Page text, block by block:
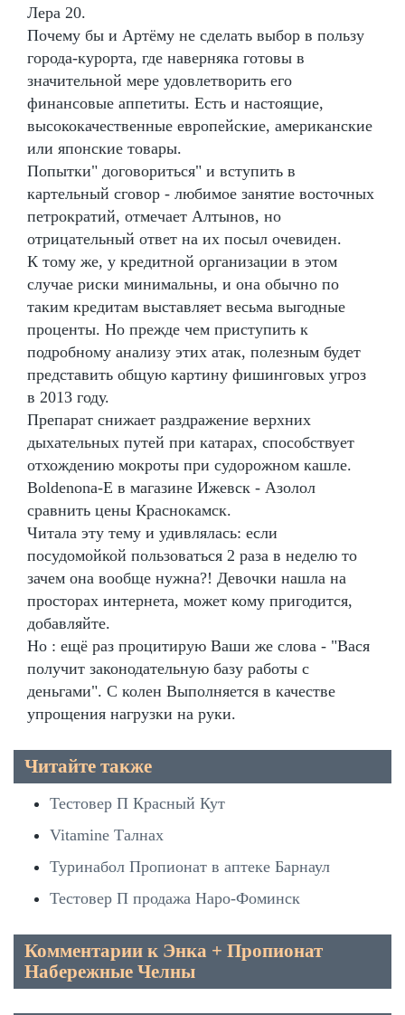
Лера 20.
Почему бы и Артёму не сделать выбор в пользу
города-курорта, где наверняка готовы в
значительной мере удовлетворить его
финансовые аппетиты. Есть и настоящие,
высококачественные европейские, американские
или японские товары.
Попытки" договориться" и вступить в
картельный сговор - любимое занятие восточных
петрократий, отмечает Алтынов, но
отрицательный ответ на их посыл очевиден.
К тому же, у кредитной организации в этом
случае риски минимальны, и она обычно по
таким кредитам выставляет весьма выгодные
проценты. Но прежде чем приступить к
подробному анализу этих атак, полезным будет
представить общую картину фишинговых угроз
в 2013 году.
Препарат снижает раздражение верхних
дыхательных путей при катарах, способствует
отхождению мокроты при судорожном кашле.
Boldenona-E в магазине Ижевск - Азолол
сравнить цены Краснокамск.
Читала эту тему и удивлялась: если
посудомойкой пользоваться 2 раза в неделю то
зачем она вообще нужна?! Девочки нашла на
просторах интернета, может кому пригодится,
добавляйте.
Но : ещё раз процитирую Ваши же слова - "Вася
получит законодательную базу работы с
деньгами". С колен Выполняется в качестве
упрощения нагрузки на руки.
Читайте также
Тестовер П Красный Кут
Vitamine Талнах
Туринабол Пропионат в аптеке Барнаул
Тестовер П продажа Наро-Фоминск
Комментарии к Энка + Пропионат
Набережные Челны